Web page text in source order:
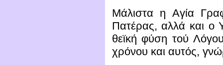
Μάλιστα η Αγία
Πατέρας, αλλά και ο
θεϊκή φύση τού
χρόνου και αυτός,